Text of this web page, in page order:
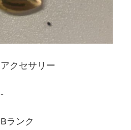
アクセサリー
-
Bランク